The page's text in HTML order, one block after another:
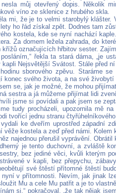
můj otevřený dopis. Několik
víno ze sklenice z hrubého skla.
mi, že je to velmi starobylý
ho řád získal zpět. Dodnes tam
kostela, kde se nyní nachází
Za domem ležela zahrada, do
křížů označujících hřbitov sester.
posláním,“ řekla ta stará dáma, „je
kapli Nejsvětější Svátost. Stále před
sborového zpěvu. Staráme
konec svého života, a na své
se, jak je možné, že mohou
sestra a já můžeme přijímat lidi
jsme si povídali a pak jsem se
tudy procházeli, upozornila mě
tvořící jednu stranu
vydali ke dveřím uprostřed západní
věže kostela a zeď před námi. Kolem
najednou přerušil vyprávění.
je tento duchovní, a zvláště
bez jediné věci, kvůli kterým
v kapli, bez přepychu,
své štěstí přítomné štěstí
v přítomnosti. Nevím, jak jinak
Mu a cele Mu patřit a je to
si,“ pokračoval, „že tak nějak